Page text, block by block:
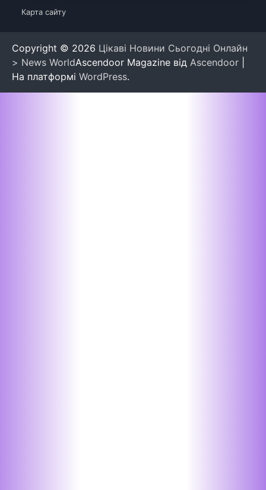
Карта сайту
Copyright © 2026 Цікаві Новини Сьогодні Онлайн
> News WorldAscendoor Magazine від Ascendoor
На платформі WordPress.